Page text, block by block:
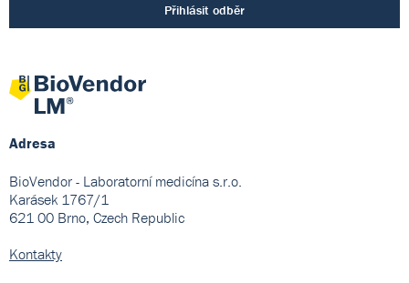
Přihlásit odběr
Adresa
BioVendor - Laboratorní medicína s.r.o.
Karásek 1767/1
621 00 Brno, Czech Republic
Kontakty